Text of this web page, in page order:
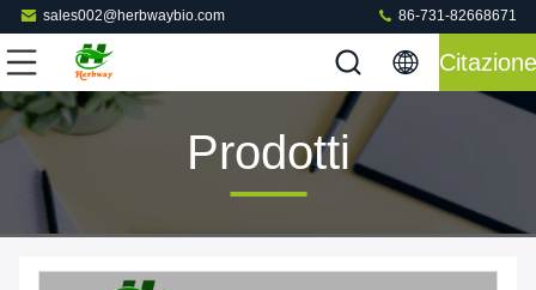
sales002@herbwaybio.com 86-731-82668671
Citazione
Prodotti